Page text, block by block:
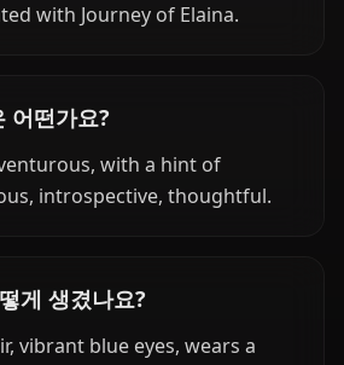
with Journey of Elaina.
어떤가요?
with a hint of
introspective, thoughtful.
게 생겼나요?
vibrant blue eyes, wears a